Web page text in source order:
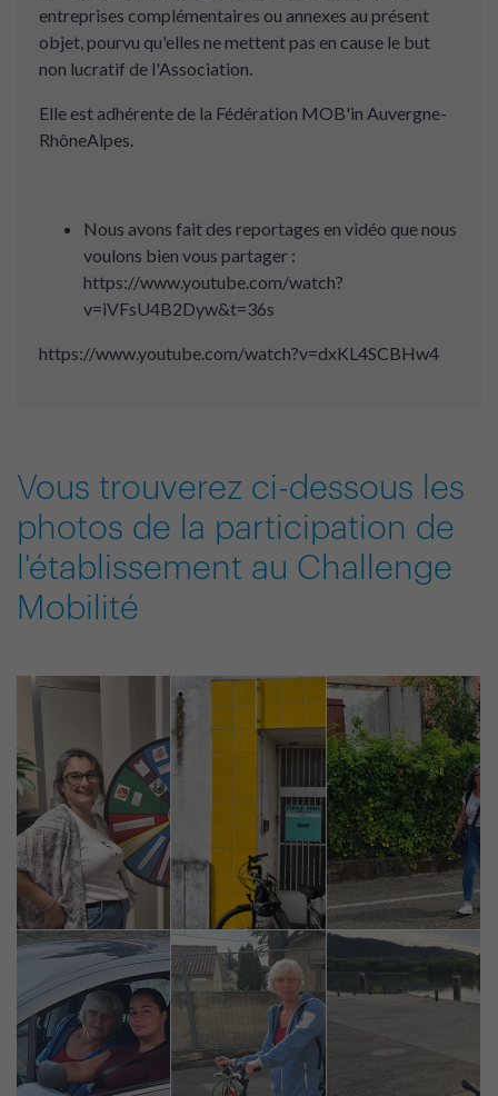
entreprises complémentaires ou annexes au présent
objet, pourvu qu'elles ne mettent pas en cause le but
non lucratif de l'Association.
Elle est adhérente de la Fédération MOB'in Auvergne-
RhôneAlpes.
Nous avons fait des reportages en vidéo que nous
voulons bien vous partager :
https://www.youtube.com/watch?
v=iVFsU4B2Dyw&t=36s
https://www.youtube.com/watch?v=dxKL4SCBHw4
Vous trouverez ci-dessous les
photos de la participation de
l'établissement au Challenge
Mobilité